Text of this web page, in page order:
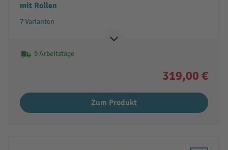
mit Rollen
7 Varianten
9 Arbeitstage
319,00 €
Zum Produkt